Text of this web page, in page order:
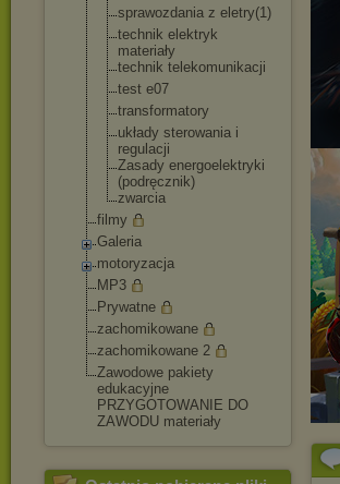
sprawozdania z eletry(1)
technik elektryk
materiały
technik telekomunikacji
test e07
transformatory
układy sterowania i
regulacji
Zasady energoelektryki
(podręcznik)
zwarcia
filmy
Galeria
motoryzacja
MP3
Prywatne
zachomikowane
zachomikowane 2
Zawodowe pakiety
edukacyjne
PRZYGOTOWANIE DO
ZAWODU materiały